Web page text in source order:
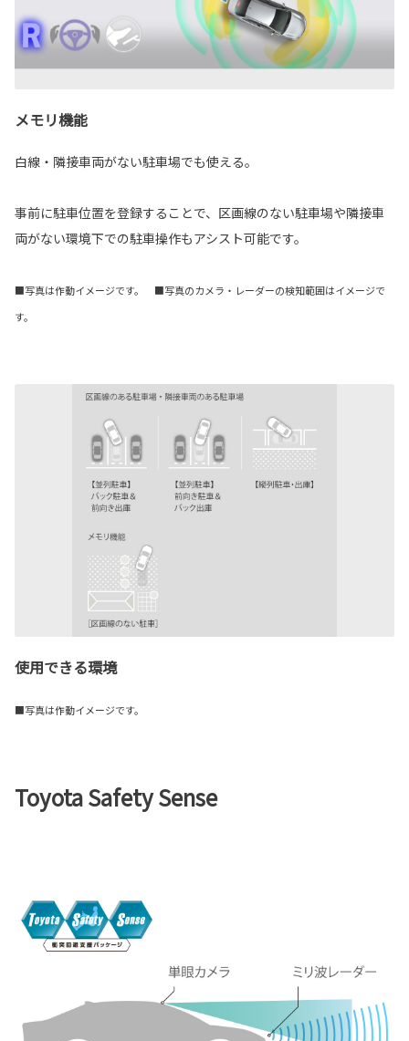
メモリ機能
白線・隣接車両がない駐車場でも使える。
事前に駐車位置を登録することで、区画線のない駐車場や隣接車
両がない環境下での駐車操作もアシスト可能です。
■写真は作動イメージです。 ■写真のカメラ・レーダーの検知範囲はイメージで
す。
使用できる環境
■写真は作動イメージです。
Toyota Safety Sense